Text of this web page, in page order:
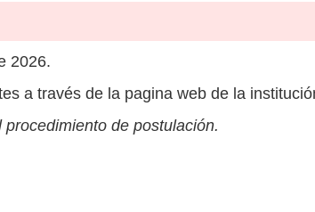
2026.
a través de la pagina web de la
de postulación.